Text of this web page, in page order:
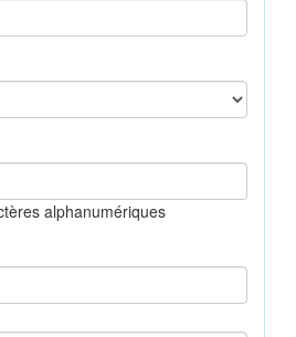
alphanumériques